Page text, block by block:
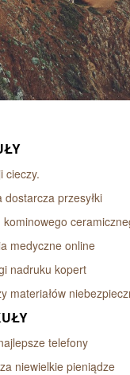
cieczy.
przesyłki
kominowego
medyczne online
nadruku kopert
materiałów
telefony
niewielkie pieniądze